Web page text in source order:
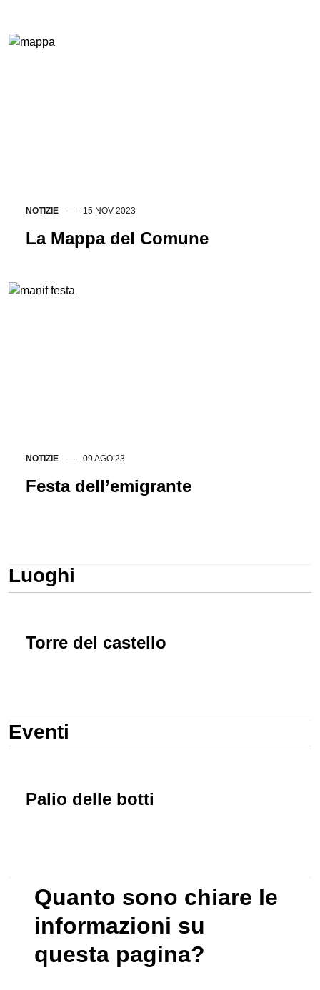
NOTIZIE 15 NOV 2023
La Mappa del Comune
NOTIZIE 09 AGO 23
Festa dell’emigrante
Luoghi
Torre del castello
Eventi
Palio delle botti
Quanto sono chiare le
informazioni su
questa pagina?